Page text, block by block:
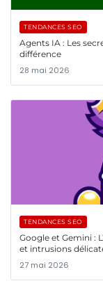
TENDANCES SEO
Agents IA : Les
différence
28 mai 2026
TENDANCES SEO
Google et Gemini :
et intrusions
27 mai 2026